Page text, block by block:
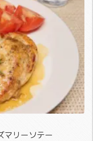

検索
マリーソテー